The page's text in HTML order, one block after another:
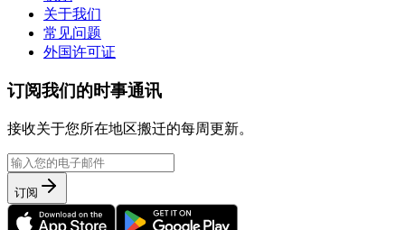
关于我们
常见问题
外国许可证
订阅我们的时事通讯
接收关于您所在地区搬迁的每周更新。
订阅